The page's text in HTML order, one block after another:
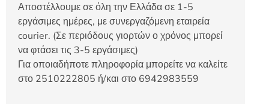
Αποστέλλουμε σε όλη την Ελλάδα σε 1-5
εργάσιμες ημέρες, με συνεργαζόμενη εταιρεία
courier. (Σε περιόδους γιορτών ο χρόνος μπορεί
να φτάσει τις 3-5 εργάσιμες)
Για οποιαδήποτε πληροφορία μπορείτε να καλείτε
στο 2510222805 ή/και στο 6942983559